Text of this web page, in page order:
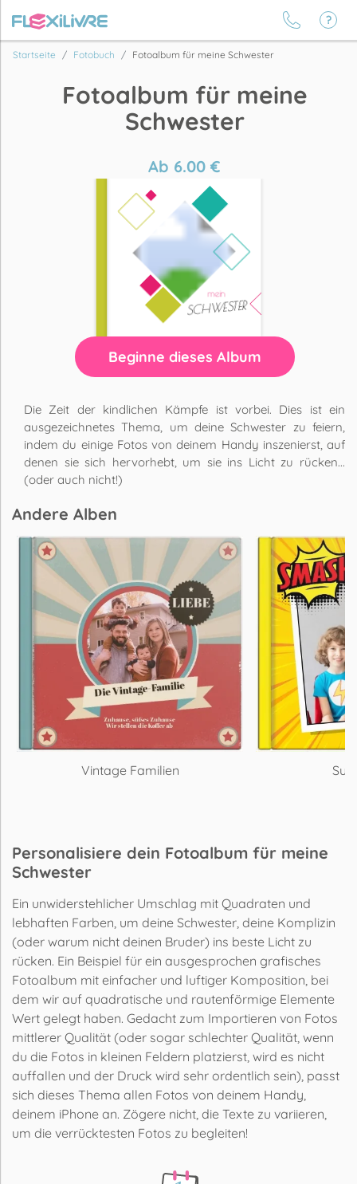
Startseite Fotobuch Fotoalbum für meine Schwester
Fotoalbum für meine
Schwester
Ab 6.00 €
Beginne dieses Album
Die Zeit der kindlichen Kämpfe ist vorbei. Dies ist ein
ausgezeichnetes Thema, um deine Schwester zu feiern,
indem du einige Fotos von deinem Handy inszenierst, auf
denen sie sich hervorhebt, um sie ins Licht zu rücken...
(oder auch nicht!)
Andere Alben
Vintage Familien
Personalisiere dein Fotoalbum für meine
Schwester
Ein unwiderstehlicher Umschlag mit Quadraten und
lebhaften Farben, um deine Schwester, deine Komplizin
(oder warum nicht deinen Bruder) ins beste Licht zu
rücken. Ein Beispiel für ein ausgesprochen grafisches
Fotoalbum mit einfacher und luftiger Komposition, bei
dem wir auf quadratische und rautenförmige Elemente
Wert gelegt haben. Gedacht zum Importieren von Fotos
mittlerer Qualität (oder sogar schlechter Qualität, wenn
du die Fotos in kleinen Feldern platzierst, wird es nicht
auffallen und der Druck wird sehr ordentlich sein), passt
sich dieses Thema allen Fotos von deinem Handy,
deinem iPhone an. Zögere nicht, die Texte zu variieren,
um die verrücktesten Fotos zu begleiten!